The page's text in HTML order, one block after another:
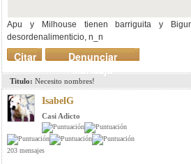
Apu y Milhouse tienen barriguita y
desordenalimenticio, n_n
Denunciar
mensaje
Citar
Titulo: Necesito nombres!
IsabelG
Casi Adicto
203 mensajes